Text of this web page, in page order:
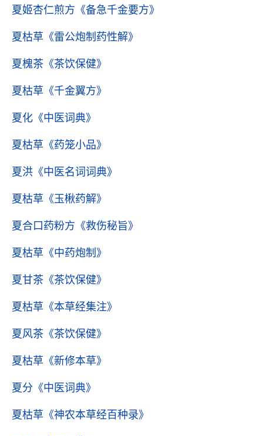
夏姬杏仁煎方 《备急千金要方》
夏枯草 《雷公炮制药性解》
夏槐茶 《茶饮保健》
夏枯草 《千金翼方》
夏化 《中医词典》
夏枯草 《药笼小品》
夏洪 《中医名词词典》
夏枯草 《玉楸药解》
夏合口药粉方 《救伤秘旨》
夏枯草 《中药炮制》
夏甘茶 《茶饮保健》
夏枯草 《本草经集注》
夏风茶 《茶饮保健》
夏枯草 《新修本草》
夏分 《中医词典》
夏枯草 《神农本草经百种录》